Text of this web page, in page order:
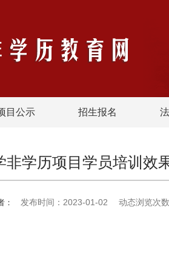
目公示 招生报名
非学历项目学员培训效
： 发布时间：2023-01-02 动态浏览次数